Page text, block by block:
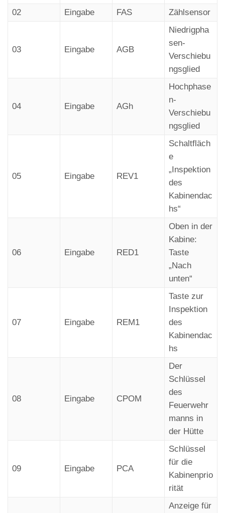
02
Eingabe FAS Zählsensor
03 Eingabe AGB
Niedrigpha
sen-
Verschiebu
ngsglied
04 Eingabe AGh
Hochphase
n-
Verschiebu
ngsglied
05 Eingabe REV1
Schaltfläch
e
„Inspektion
des
Kabinendac
hs“
06 Eingabe RED1
Oben in der
Kabine:
Taste
„Nach
unten“
07 Eingabe REM1
Taste zur
Inspektion
des
Kabinendac
hs
08 Eingabe CPOM
Der
Schlüssel
des
Feuerwehr
manns in
der Hütte
09 Eingabe PCA
Schlüssel
für die
Kabinenprio
rität
Anzeige für